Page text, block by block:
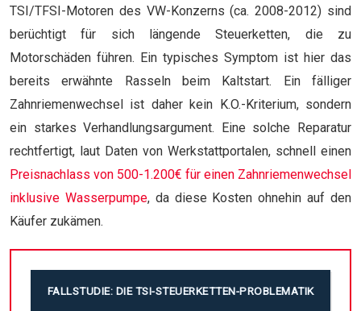
TSI/TFSI-Motoren des VW-Konzerns (ca. 2008-2012) sind
berüchtigt für sich längende Steuerketten, die zu
Motorschäden führen. Ein typisches Symptom ist hier das
bereits erwähnte Rasseln beim Kaltstart. Ein fälliger
Zahnriemenwechsel ist daher kein K.O.-Kriterium, sondern
ein starkes Verhandlungsargument. Eine solche Reparatur
rechtfertigt, laut Daten von Werkstattportalen, schnell einen
Preisnachlass von 500-1.200€ für einen Zahnriemenwechsel
inklusive Wasserpumpe, da diese Kosten ohnehin auf den
Käufer zukämen.
FALLSTUDIE: DIE TSI-STEUERKETTEN-PROBLEMATIK